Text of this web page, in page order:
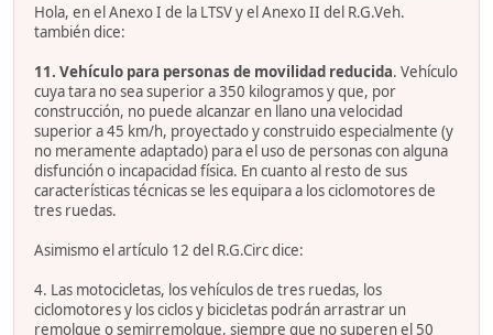
Hola, en el Anexo I de la LTSV y el Anexo II del R.G.Veh.
también dice:
11. Vehículo para personas de movilidad reducida. Vehículo
cuya tara no sea superior a 350 kilogramos y que, por
construcción, no puede alcanzar en llano una velocidad
superior a 45 km/h, proyectado y construido especialmente (y
no meramente adaptado) para el uso de personas con alguna
disfunción o incapacidad física. En cuanto al resto de sus
características técnicas se les equipara a los ciclomotores de
tres ruedas.
Asimismo el artículo 12 del R.G.Circ dice:
4. Las motocicletas, los vehículos de tres ruedas, los
ciclomotores y los ciclos y bicicletas podrán arrastrar un
remolque o semirremolque, siempre que no superen el 50